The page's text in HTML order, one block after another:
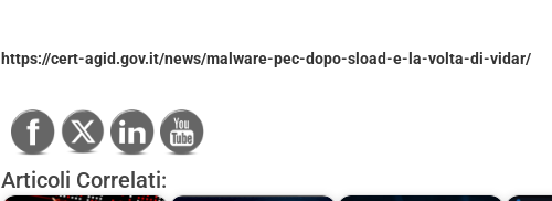
https://cert-agid.gov.it/news/malware-pec-dopo-sload-e-la-volta-di-vidar/
Articoli Correlati: